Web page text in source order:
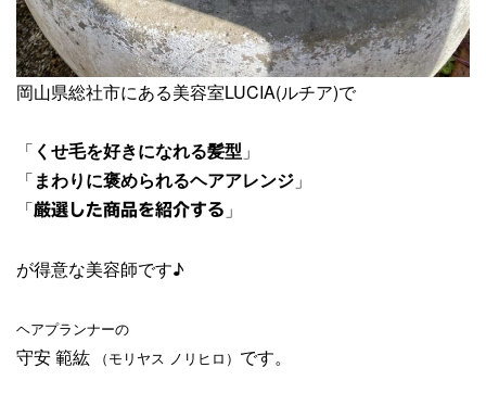
岡山県総社市にある美容室LUCIA(ルチア)で
「 くせ毛を好きになれる髪型 」
「まわりに褒められるヘアアレンジ 」
「厳選した商品を紹介する 」
が得意な美容師です♪
ヘアプランナーの
守安 範紘 （モリヤス ノリヒロ） です。